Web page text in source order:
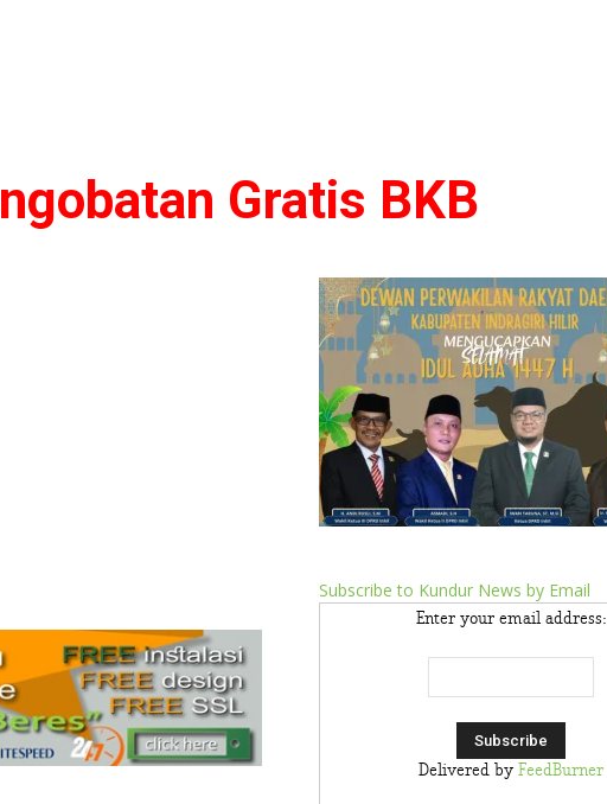
Gratis BKB
Subscribe to Kundur News by Email
Enter your email address:
Delivered by FeedBurner